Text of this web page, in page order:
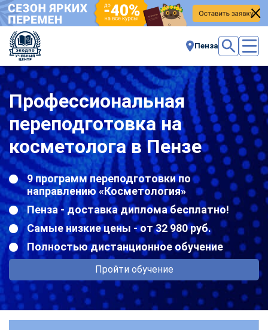
Пенза
Профессиональная
переподготовка на
косметолога в Пензе
9 программ переподготовки по
направлению «Косметология»
Пенза - доставка диплома бесплатно!
Самые низкие цены - от 32 980 руб.
Полностью дистанционное обучение
Пройти обучение